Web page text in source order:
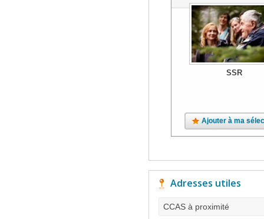
SSR
Ajouter à ma
Adresses utiles
CCAS à proximité